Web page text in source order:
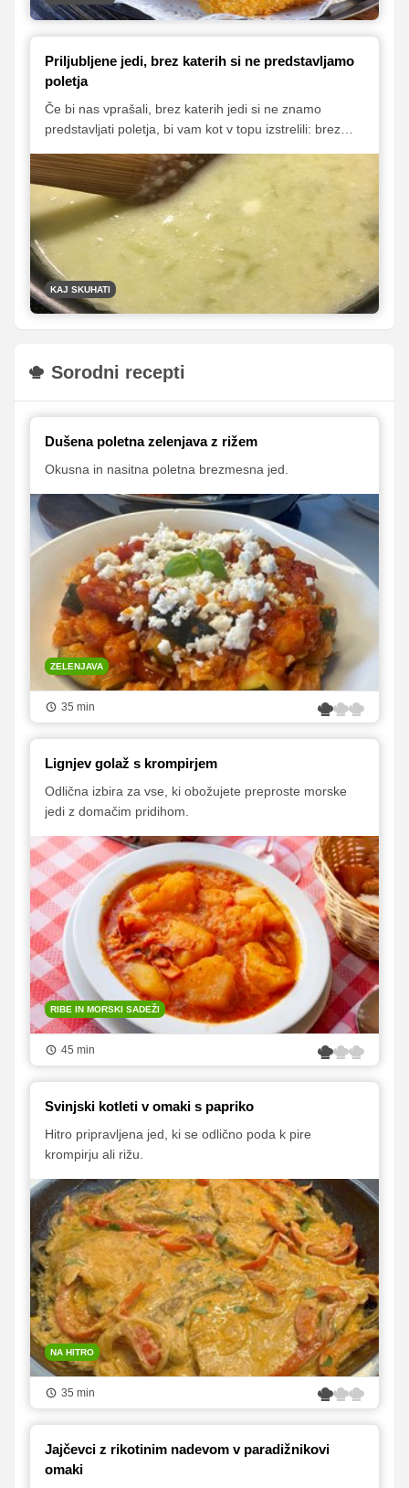
Priljubljene jedi, brez katerih si ne predstavljamo
poletja
Če bi nas vprašali, brez katerih jedi si ne znamo
predstavljati poletja, bi vam kot v topu izstrelili: brez
v omenjenih poletnih klasikah lahko uživali tudi vi, vam
v nadaljevanju ponujamo vse tri recepte, zbirko pa smo
obogatili še s štirimi jedmi, ki v poletnem času med
našimi bralci po priljubljenosti vsako leto močno
izstopajo.
KAJ SKUHATI
Sorodni recepti
Dušena poletna zelenjava z rižem
Okusna in nasitna poletna brezmesna jed.
ZELENJAVA
35 min
Lignjev golaž s krompirjem
Odlična izbira za vse, ki obožujete preproste morske
jedi z domačim pridihom.
RIBE IN MORSKI SADEŽI
45 min
Svinjski kotleti v omaki s papriko
Hitro pripravljena jed, ki se odlično poda k pire
krompirju ali rižu.
NA HITRO
35 min
Jajčevci z rikotinim nadevom v paradižnikovi
omaki